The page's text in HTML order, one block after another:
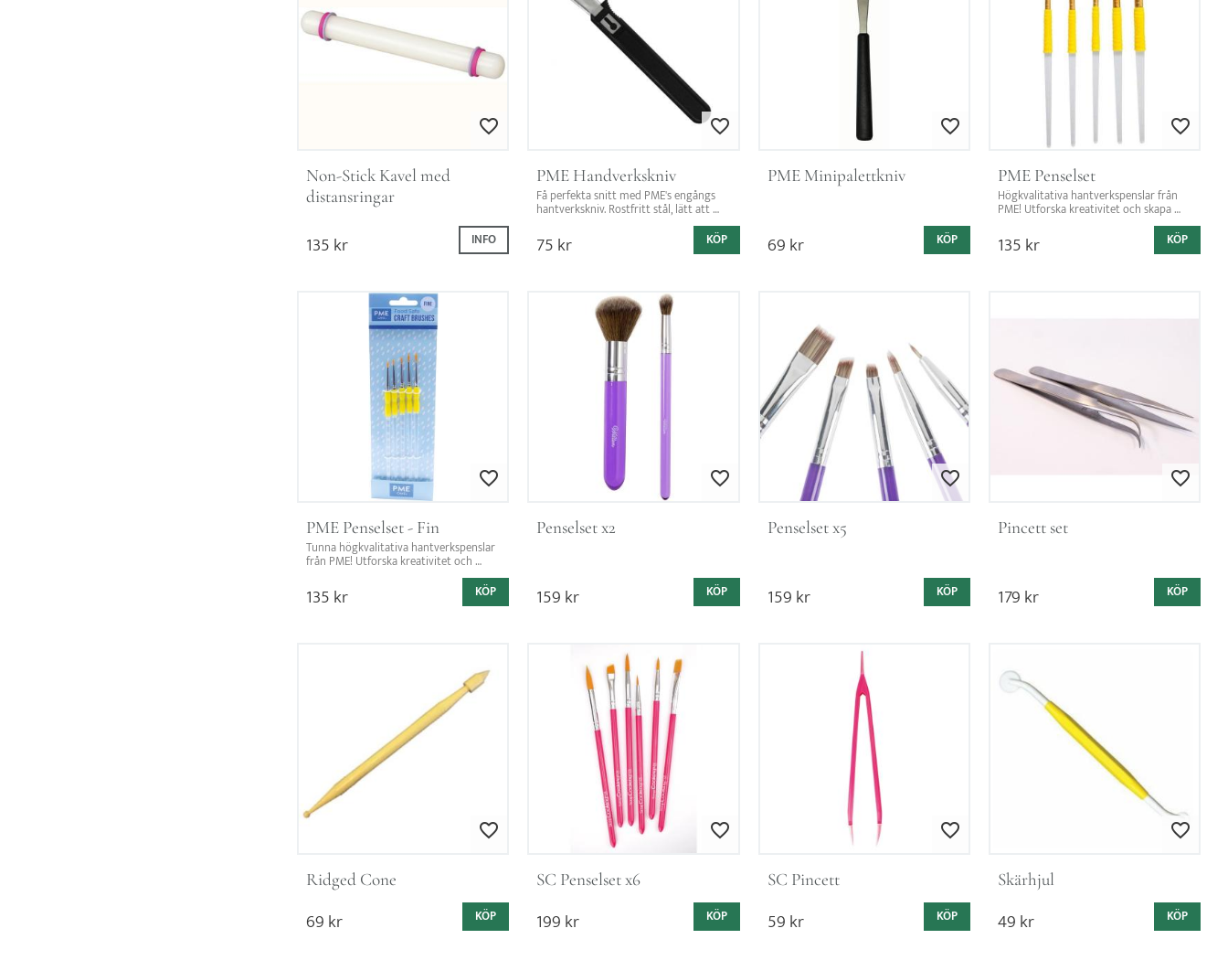
Lägg till i favoriter
Non-Stick Kavel med
distansringar
135kr INFO
Lägg till i favoriter
PME Handverkskniv
Få perfekta snitt med PME's engångs
hantverkskniv. Rostfritt stål, lätt att
75kr KÖP
Lägg till i favoriter
PME Minipalettkniv
69kr KÖP
Lägg till i
PME Penselset
Högkvalitativa hantverkspenslar från
PME! Utforska kreativitet och skapa
mästerverk med detaljerad precision.
135kr KÖP
Lägg till i favoriter
PME Penselset - Fin
Tunna högkvalitativa hantverkspenslar
från PME! Utforska kreativitet och
skapa mästerverk med detaljerad
precision.
135kr KÖP
Lägg till i favoriter
Penselset x2
159kr KÖP
Lägg till i favoriter
Penselset x5
159kr KÖP
Lägg till i
Pincett set
179kr KÖP
Lägg till i favoriter
Ridged Cone
69kr KÖP
Lägg till i favoriter
SC Penselset x6
199kr KÖP
Lägg till i favoriter
SC Pincett
59kr KÖP
Lägg till i
Skärhjul
49kr KÖP